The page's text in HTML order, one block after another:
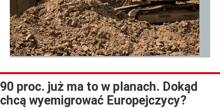
90 proc. już ma to w planach. Dokąd
chcą wyemigrować Europejczycy?